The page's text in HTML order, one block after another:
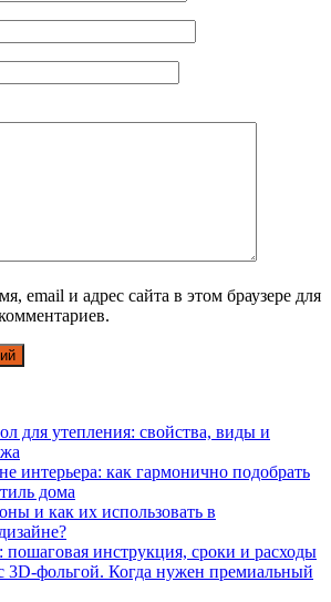
email и адрес сайта в этом браузере для
для утепления: свойства, виды и
интерьера: как гармонично подобрать
дома
и как их использовать в
инструкция, сроки и расходы
3D-фольгой. Когда нужен премиальный